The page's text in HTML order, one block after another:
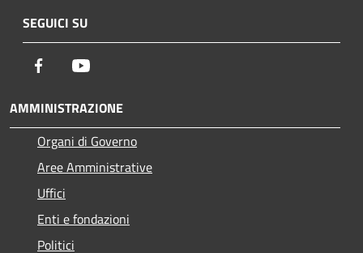
SEGUICI SU
Facebook
AMMINISTRAZIONE
Organi di Governo
Aree Amministrative
Uffici
Enti e fondazioni
Politici